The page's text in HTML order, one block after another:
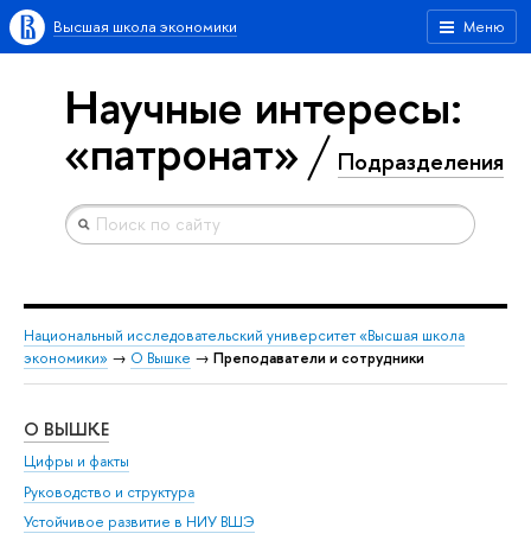
Меню
Высшая школа экономики
Научные интересы:
«патронат» Подразделения
Национальный исследовательский университет «Высшая школа
экономики» → О Вышке → Преподаватели и сотрудники
О ВЫШКЕ
Цифры и факты
Руководство и структура
Устойчивое развитие в НИУ ВШЭ